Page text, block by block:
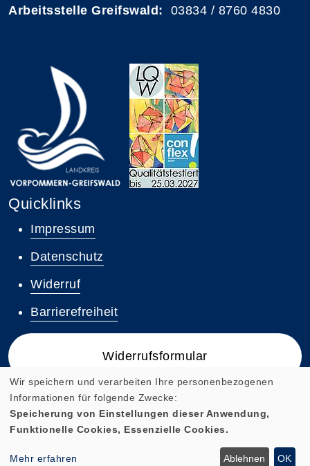
Arbeitsstelle Greifswald: 03834 / 8760 4830
Quicklinks
Impressum
Datenschutz
Widerruf
Barrierefreiheit
Widerrufsformular
Cookie Einstellungen
Wir speichern und verarbeiten Ihre personenbezogenen
Informationen für folgende Zwecke:
Speicherung von Einstellungen dieser Anwendung,
Funktionelle Cookies, Essenzielle Cookies.
Mehr erfahren Ablehnen OK